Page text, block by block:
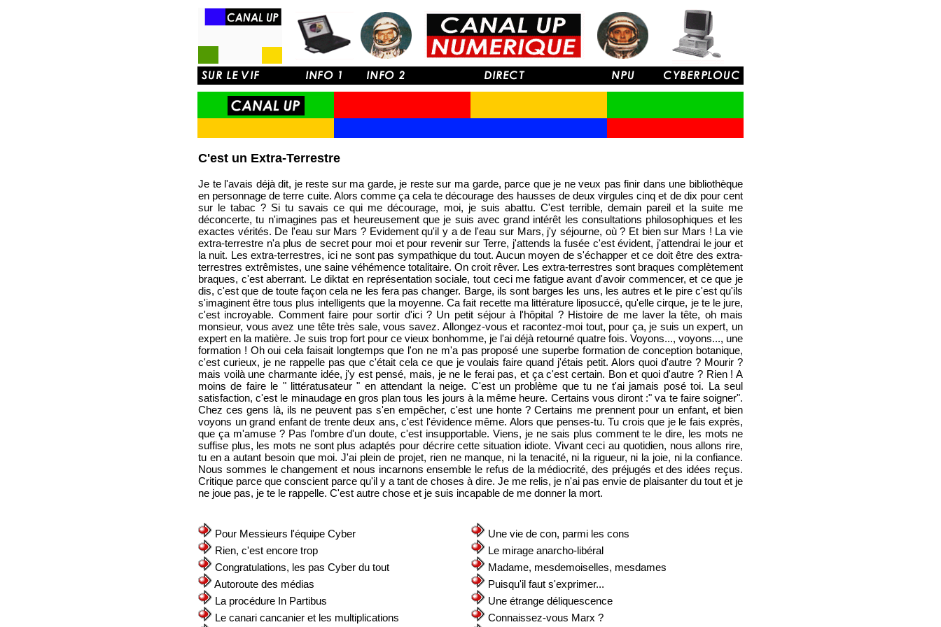
C'est un Extra-Terrestre
Je te l'avais déjà dit, je reste sur ma garde, je reste sur ma garde, parce que je ne veux pas finir dans une bibliothèque
en personnage de terre cuite. Alors comme ça cela te décourage des hausses de deux virgules cinq et de dix pour cent
sur le tabac ? Si tu savais ce qui me décourage, moi, je suis abattu. C'est terrible, demain pareil et la suite me
déconcerte, tu n'imagines pas et heureusement que je suis avec grand intérêt les consultations philosophiques et les
exactes vérités. De l'eau sur Mars ? Evidement qu'il y a de l'eau sur Mars, j'y séjourne, où ? Et bien sur Mars ! La vie
extra-terrestre n'a plus de secret pour moi et pour revenir sur Terre, j'attends la fusée c'est évident, j'attendrai le jour et
la nuit. Les extra-terrestres, ici ne sont pas sympathique du tout. Aucun moyen de s'échapper et ce doit être des extra-
terrestres extrêmistes, une saine véhémence totalitaire. On croit rêver. Les extra-terrestres sont braques complètement
braques, c'est aberrant. Le diktat en représentation sociale, tout ceci me fatigue avant d'avoir commencer, et ce que je
dis, c'est que de toute façon cela ne les fera pas changer. Barge, ils sont barges les uns, les autres et le pire c'est qu'ils
s'imaginent être tous plus intelligents que la moyenne. Ca fait recette ma littérature liposuccé, qu'elle cirque, je te le jure,
c'est incroyable. Comment faire pour sortir d'ici ? Un petit séjour à l'hôpital ? Histoire de me laver la tête, oh mais
monsieur, vous avez une tête très sale, vous savez. Allongez-vous et racontez-moi tout, pour ça, je suis un expert, un
expert en la matière. Je suis trop fort pour ce vieux bonhomme, je l'ai déjà retourné quatre fois. Voyons..., voyons..., une
formation ! Oh oui cela faisait longtemps que l'on ne m'a pas proposé une superbe formation de conception botanique,
c'est curieux, je ne rappelle pas que c'était cela ce que je voulais faire quand j'étais petit. Alors quoi d'autre ? Mourir ?
mais voilà une charmante idée, j'y est pensé, mais, je ne le ferai pas, et ça c'est certain. Bon et quoi d'autre ? Rien ! A
moins de faire le " littératusateur " en attendant la neige. C'est un problème que tu ne t'ai jamais posé toi. La seul
satisfaction, c'est le minaudage en gros plan tous les jours à la même heure. Certains vous diront :" va te faire soigner".
Chez ces gens là, ils ne peuvent pas s'en empêcher, c'est une honte ? Certains me prennent pour un enfant, et bien
voyons un grand enfant de trente deux ans, c'est l'évidence même. Alors que penses-tu. Tu crois que je le fais exprès,
que ça m'amuse ? Pas l'ombre d'un doute, c'est insupportable. Viens, je ne sais plus comment te le dire, les mots ne
suffise plus, les mots ne sont plus adaptés pour décrire cette situation idiote. Vivant ceci au quotidien, nous allons rire,
tu en a autant besoin que moi. J'ai plein de projet, rien ne manque, ni la tenacité, ni la rigueur, ni la joie, ni la confiance.
Nous sommes le changement et nous incarnons ensemble le refus de la médiocrité, des préjugés et des idées reçus.
Critique parce que conscient parce qu'il y a tant de choses à dire. Je me relis, je n'ai pas envie de plaisanter du tout et je
ne joue pas, je te le rappelle. C'est autre chose et je suis incapable de me donner la mort.
Pour Messieurs l'équipe Cyber
Rien, c'est encore trop
Congratulations, les pas Cyber du tout
Autoroute des médias
La procédure In Partibus
Le canari cancanier et les multiplications
Une vie de con, parmi les cons
Le mirage anarcho-libéral
Madame, mesdemoiselles, mesdames
Puisqu'il faut s'exprimer...
Une étrange déliquescence
Connaissez-vous Marx ?